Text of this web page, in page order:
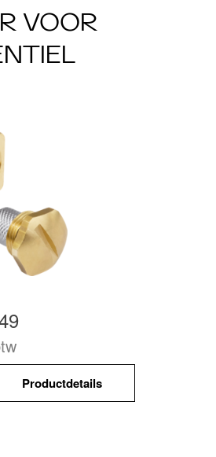
VOOR
Productdetails